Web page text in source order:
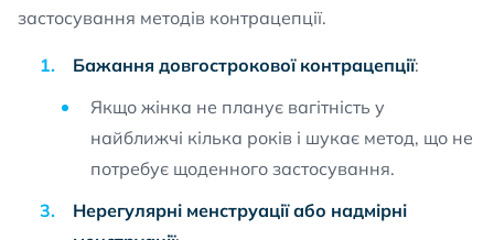
застосування методів контрацепції.
Бажання довгострокової контрацепції:
Якщо жінка не планує вагітність у
найближчі кілька років і шукає метод, що не
потребує щоденного застосування.
Нерегулярні менструації або надмірні